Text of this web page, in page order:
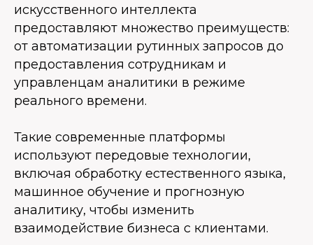
искусственного интеллекта
предоставляют множество преимуществ:
от автоматизации рутинных запросов до
предоставления сотрудникам и
управленцам аналитики в режиме
реального времени.
Такие современные платформы
используют передовые технологии,
включая обработку естественного языка,
машинное обучение и прогнозную
аналитику, чтобы изменить
взаимодействие бизнеса с клиентами.